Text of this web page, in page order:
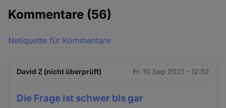
Kommentare (56)
Netiquette für Kommentare
David Z (nicht überprüft) Fr. 10 Sep 2021 - 12:52
Die Frage ist schwer bis gar